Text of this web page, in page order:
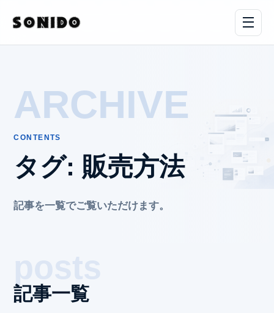
ARCHIVE
CONTENTS
タグ: 販売方法
記事を一覧でご覧いただけます。
記事一覧